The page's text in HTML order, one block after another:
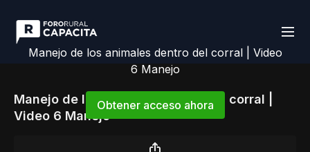
Manejo de los animales dentro del corral | Video
6 Manejo
Obtener acceso ahora
iniciar sesiónpara continuar
Manejo de los animales dentro del corral |
Video 6 Manejo